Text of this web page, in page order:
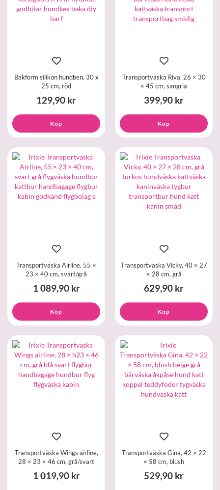
Bakform silikon hundben, 30 x
25 cm, röd
129,90 kr
Köp
Transportväska Riva, 26 × 30
× 45 cm, sangria
399,90 kr
Köp
Transportväska Airline, 55 ×
23 × 40 cm, svart/grå
1 089,90 kr
Köp
Transportväska Vicky, 40 × 27
× 28 cm, grå
629,90 kr
Köp
Transportväska Wings airline,
28 × 23 × 46 cm, grå/svart
1 019,90 kr
Transportväska Gina, 42 × 22
× 58 cm, blush
529,90 kr